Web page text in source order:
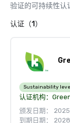
验证的可持续性认
认证（1）
Sustainability
认证机构：
颁发日期：
到期日期：